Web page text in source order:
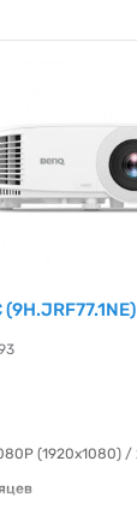
(1920x1080) /